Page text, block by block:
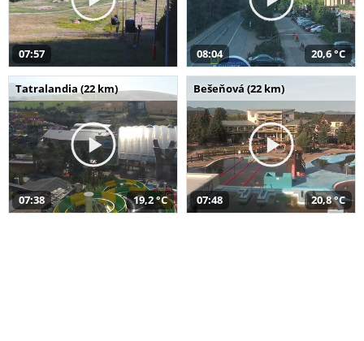
07:57 08:04 20,6 °C
Tatralandia (22 km)
07:38 19,2 °C
Bešeňová (22 km)
07:48 20,8 °C